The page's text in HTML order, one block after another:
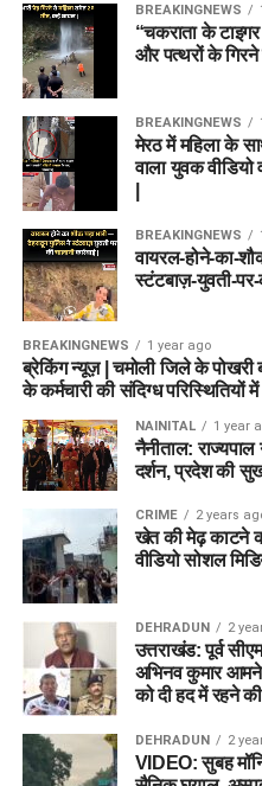
BREAKINGNEWS
“चकराता के
और पत्थरों के
BREAKINGNEWS
मेरठ में महिला के
वाला युवक
BREAKINGNEWS
वायरल-होने-का-
स्टंटबाज़-युवती-पर-
BREAKINGNEWS 1 year ago
ब्रेकिंग न्यूज़ | चमोली जिले के पोखरी
के कर्मचारी की संदिग्ध परिस्थितियों में
NAINITAL 1 year
नैनीताल: राज्यपाल
दर्शन, प्रदेश की
CRIME 2 years
खेत की मेढ़ काटने
वीडियो सोशल
DEHRADUN 2
उत्तराखंड: पूर्व
अभिनव कुमार
को दी हद में रहने
DEHRADUN 2
VIDEO: सुबह